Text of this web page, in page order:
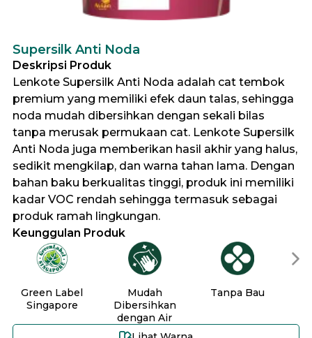
Supersilk Anti Noda
Deskripsi Produk
Lenkote Supersilk Anti Noda adalah cat tembok
premium yang memiliki efek daun talas, sehingga
noda mudah dibersihkan dengan sekali bilas
tanpa merusak permukaan cat. Lenkote Supersilk
Anti Noda juga memberikan hasil akhir yang halus,
sedikit mengkilap, dan warna tahan lama. Dengan
bahan baku berkualitas tinggi, produk ini memiliki
kadar VOC rendah sehingga termasuk sebagai
produk ramah lingkungan.
Keunggulan Produk
Green Label
Singapore
Mudah
Dibersihkan
dengan Air
Tanpa Bau